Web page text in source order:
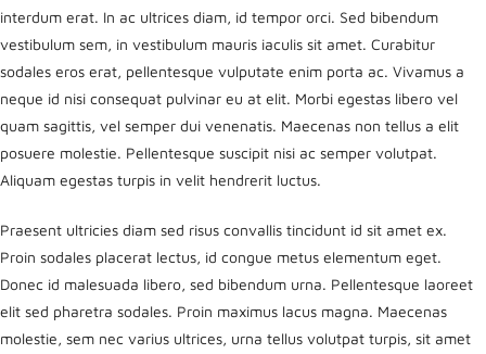
interdum erat. In ac ultrices diam, id tempor orci. Sed bibendum
vestibulum sem, in vestibulum mauris iaculis sit amet. Curabitur
sodales eros erat, pellentesque vulputate enim porta ac. Vivamus a
neque id nisi consequat pulvinar eu at elit. Morbi egestas libero vel
quam sagittis, vel semper dui venenatis. Maecenas non tellus a elit
posuere molestie. Pellentesque suscipit nisi ac semper volutpat.
Aliquam egestas turpis in velit hendrerit luctus.
Praesent ultricies diam sed risus convallis tincidunt id sit amet ex.
Proin sodales placerat lectus, id congue metus elementum eget.
Donec id malesuada libero, sed bibendum urna. Pellentesque laoreet
elit sed pharetra sodales. Proin maximus lacus magna. Maecenas
molestie, sem nec varius ultrices, urna tellus volutpat turpis, sit amet